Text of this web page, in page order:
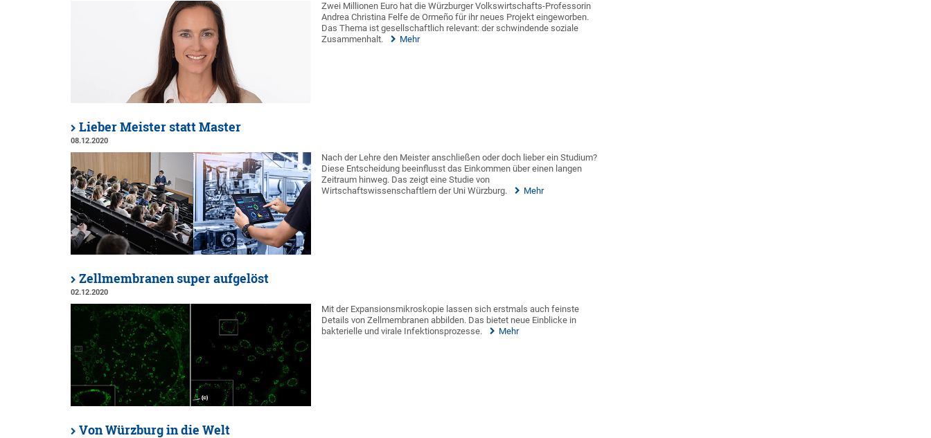
Zwei Millionen Euro hat die Würzburger Volkswirtschafts-Professorin
Andrea Christina Felfe de Ormeño für ihr neues Projekt eingeworben.
Das Thema ist gesellschaftlich relevant: der schwindende soziale
Zusammenhalt.
Mehr
Lieber Meister statt Master
08.12.2020
Nach der Lehre den Meister anschließen oder doch lieber ein Studium?
Diese Entscheidung beeinflusst das Einkommen über einen langen
Zeitraum hinweg. Das zeigt eine Studie von
Wirtschaftswissenschaftlern der Uni Würzburg.
Mehr
Zellmembranen super aufgelöst
02.12.2020
Mit der Expansionsmikroskopie lassen sich erstmals auch feinste
Details von Zellmembranen abbilden. Das bietet neue Einblicke in
bakterielle und virale Infektionsprozesse.
Mehr
Von Würzburg in die Welt